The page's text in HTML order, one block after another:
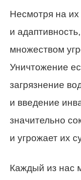
Несмотря на их
и
множеством
Уничтожение
загрязнение
и введение
значительно
и угрожает их
Каждый из нас